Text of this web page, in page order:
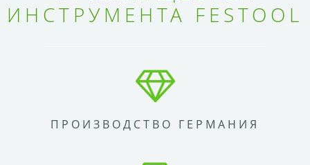
ИНСТРУМЕНТА FESTOOL
ПРОИЗВОДСТВО ГЕРМАНИЯ